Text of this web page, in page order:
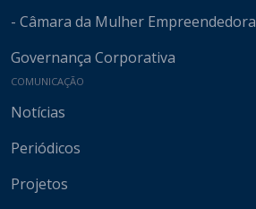
- Câmara da Mulher Empreendedora
Governança Corporativa
COMUNICAÇÃO
Notícias
Periódicos
Projetos